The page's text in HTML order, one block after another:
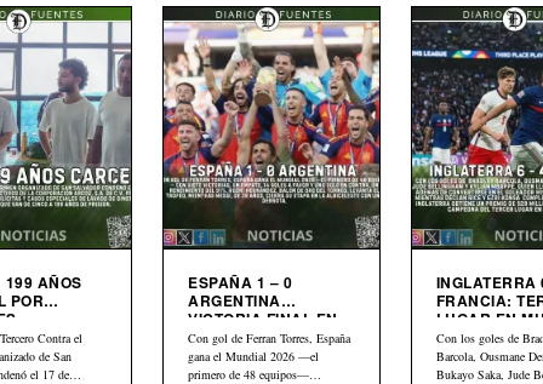
199 AÑOS
POR
Contra el
de San
el 17 de
ESPAÑA 1 – 0
ARGENTINA
VICTORIA FINAL EN
MUNDIAL 2026
Con gol de Ferran Torres, España
gana el Mundial 2026 —el
primero de 48 equipos—…
INGLATERRA
FRANCIA: TERCER
LUGAR EN
2026
Con los goles de
Barcola, Ousmane
Bukayo Saka, Jude